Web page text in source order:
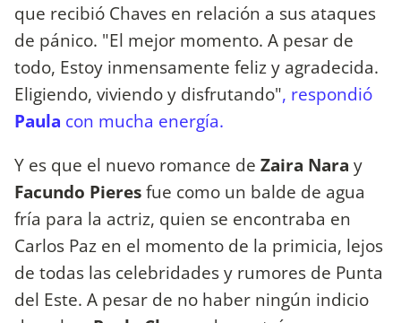
que recibió Chaves en relación a sus ataques
de pánico. "El mejor momento. A pesar de
todo, Estoy inmensamente feliz y agradecida.
Eligiendo, viviendo y disfrutando", respondió
Paula con mucha energía.
Y es que el nuevo romance de Zaira Nara y
Facundo Pieresfue como un balde de agua
fría para la actriz, quien se encontraba en
Carlos Paz en el momento de la primicia, lejos
de todas las celebridades y rumores de Punta
del Este. A pesar de no haber ningún indicio